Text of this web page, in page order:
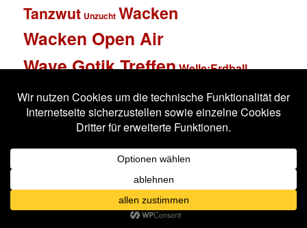
Tanzwut Unzucht Wacken
Wacken Open Air
Wave Gotik TreffenWelle:Erdball
Datenschutzerklärung Stolz präsentiert von WordPress